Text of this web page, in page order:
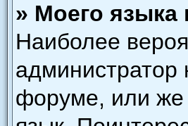
» Моего языка
Наиболее
администратор
форуме, или же